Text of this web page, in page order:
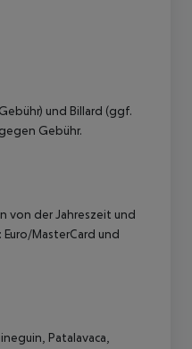
und Billard (ggf.
Gebühr.
von der Jahreszeit und
MasterCard und
Patalavaca,